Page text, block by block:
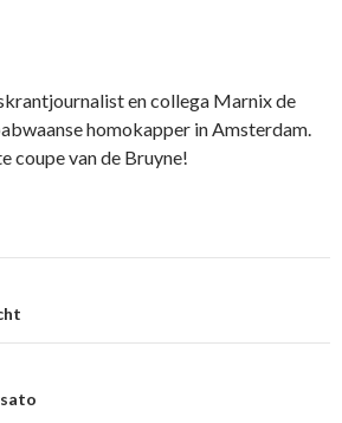
en collega Marnix de
homokapper in Amsterdam.
coupe van de Bruyne!